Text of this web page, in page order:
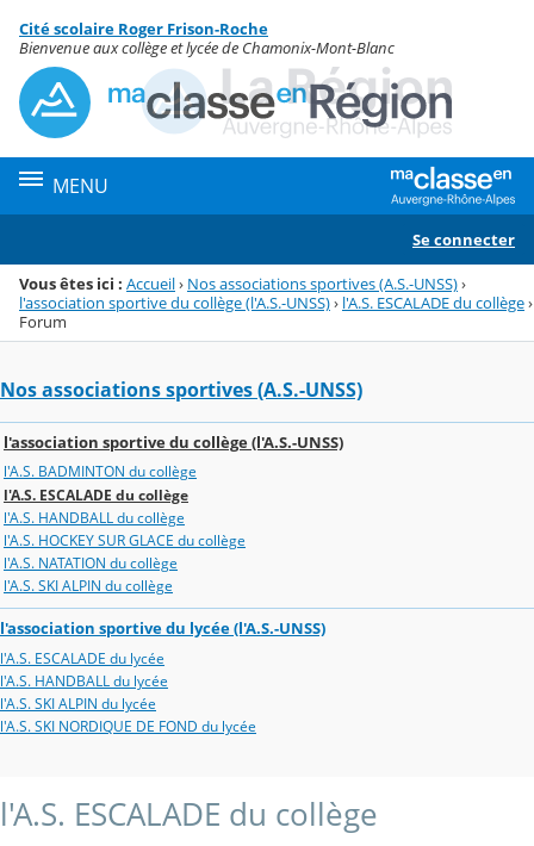
Menu de la rubrique
Contenu
Cité scolaire Roger Frison-Roche
Bienvenue aux collège et lycée de Chamonix-Mont-Blanc
MENU
Se connecter
Vous êtes ici : Accueil› Nos associations sportives (A.S.-UNSS)›
l'association sportive du collège (l'A.S.-UNSS)› l'A.S. ESCALADE du collège›
Forum
Nos associations sportives (A.S.-UNSS)
l'association sportive du collège (l'A.S.-UNSS)
l'A.S. BADMINTON du collège
l'A.S. ESCALADE du collège
l'A.S. HANDBALL du collège
l'A.S. HOCKEY SUR GLACE du collège
l'A.S. NATATION du collège
l'A.S. SKI ALPIN du collège
l'association sportive du lycée (l'A.S.-UNSS)
l'A.S. ESCALADE du lycée
l'A.S. HANDBALL du lycée
l'A.S. SKI ALPIN du lycée
l'A.S. SKI NORDIQUE DE FOND du lycée
l'A.S. ESCALADE du collège